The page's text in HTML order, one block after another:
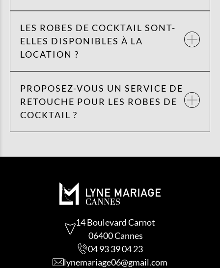
LES ROBES DE COCKTAIL SONT-
ELLES DISPONIBLES À LA
LOCATION ?
PROPOSEZ-VOUS UN SERVICE DE
RETOUCHE POUR LES ROBES DE
COCKTAIL ?
14 Boulevard Carnot
06400 Cannes
04 93 39 04 23
lynemariage06@gmail.com